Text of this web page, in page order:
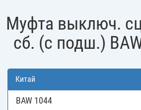
Муфта выключ.
сб. (с подш.)
Китай
BAW 1044